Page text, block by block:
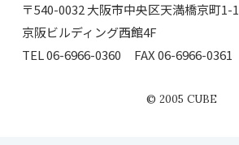
〒540-0032 大阪市中央区天満橋京町1-1
京阪ビルディング西館4F
TEL06-6966-0360 FAX 06-6966-0361
©2005 CUBE